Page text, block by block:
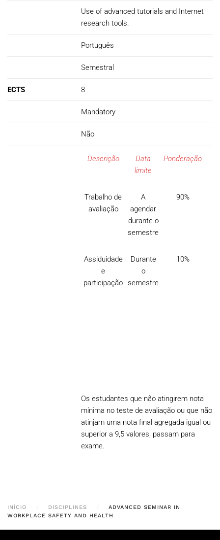
Use of advanced tutorials and Internet
research tools.
Português
Semestral
ECTS 8
Mandatory
Não
Descrição
Data
limite
Ponderação
Trabalho de
avaliação
A
agendar
durante o
semestre
90%
Assiduidade
e
participação
Durante
o
semestre
10%
Os estudantes que não atingirem nota
mínima no teste de avaliação ou que não
atinjam uma nota final agregada igual ou
superior a 9,5 valores, passam para
exame.
INÍCIO DISCIPLINES
ADVANCED SEMINAR IN
WORKPLACE SAFETY AND HEALTH